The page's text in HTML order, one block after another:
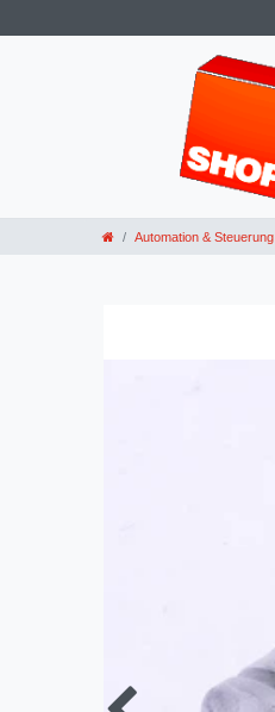
Automation & Steuerung